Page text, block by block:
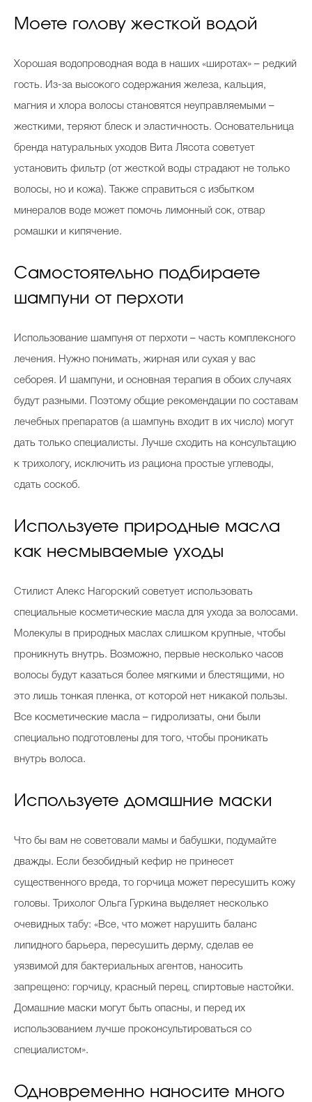
Моете голову жесткой водой
Хорошая водопроводная вода в наших «широтах» – редкий
гость. Из-за высокого содержания железа, кальция,
магния и хлора волосы становятся неуправляемыми –
жесткими, теряют блеск и эластичность. Основательница
бренда натуральных уходов Вита Лясота советует
установить фильтр (от жесткой воды страдают не только
волосы, но и кожа). Также справиться с избытком
минералов воде может помочь лимонный сок, отвар
ромашки и кипячение.
Самостоятельно подбираете
шампуни от перхоти
Использование шампуня от перхоти – часть комплексного
лечения. Нужно понимать, жирная или сухая у вас
себорея. И шампуни, и основная терапия в обоих случаях
будут разными. Поэтому общие рекомендации по составам
лечебных препаратов (а шампунь входит в их число) могут
дать только специалисты. Лучше сходить на консультацию
к трихологу, исключить из рациона простые углеводы,
сдать соскоб.
Используете природные масла
как несмываемые уходы
Стилист Алекс Нагорский советует использовать
специальные косметические масла для ухода за волосами.
Молекулы в природных маслах слишком крупные, чтобы
проникнуть внутрь. Возможно, первые несколько часов
волосы будут казаться более мягкими и блестящими, но
это лишь тонкая пленка, от которой нет никакой пользы.
Все косметические масла – гидролизаты, они были
специально подготовлены для того, чтобы проникать
внутрь волоса.
Используете домашние маски
Что бы вам не советовали мамы и бабушки, подумайте
дважды. Если безобидный кефир не принесет
существенного вреда, то горчица может пересушить кожу
головы. Трихолог Ольга Гуркина выделяет несколько
очевидных табу: «Все, что может нарушить баланс
липидного барьера, пересушить дерму, сделав ее
уязвимой для бактериальных агентов, наносить
запрещено: горчицу, красный перец, спиртовые настойки.
Домашние маски могут быть опасны, и перед их
использованием лучше проконсультироваться со
специалистом».
Одновременно наносите много